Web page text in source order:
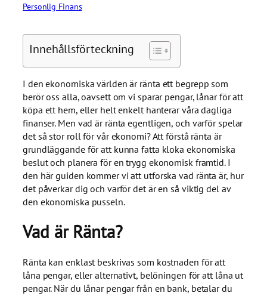
Personlig Finans
Innehållsförteckning
I den ekonomiska världen är ränta ett begrepp som
berör oss alla, oavsett om vi sparar pengar, lånar för att
köpa ett hem, eller helt enkelt hanterar våra dagliga
finanser. Men vad är ränta egentligen, och varför spelar
det så stor roll för vår ekonomi? Att förstå ränta är
grundläggande för att kunna fatta kloka ekonomiska
beslut och planera för en trygg ekonomisk framtid. I
den här guiden kommer vi att utforska vad ränta är, hur
det påverkar dig och varför det är en så viktig del av
den ekonomiska pusseln.
Vad är Ränta?
Ränta kan enklast beskrivas som kostnaden för att
låna pengar, eller alternativt, belöningen för att låna ut
pengar. När du lånar pengar från en bank, betalar du